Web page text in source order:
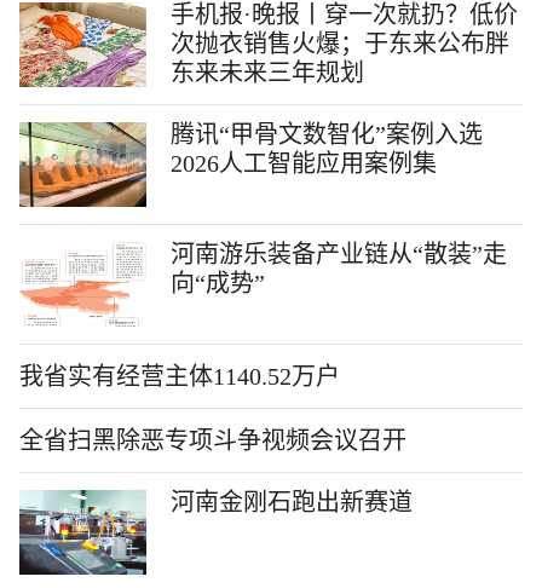
手机报·晚报丨穿一次就扔？低价
次抛衣销售火爆；于东来公布胖
东来未来三年规划
腾讯“甲骨文数智化”案例入选
2026人工智能应用案例集
河南游乐装备产业链从“散装”走
向“成势”
我省实有经营主体1140.52万户
全省扫黑除恶专项斗争视频会议召开
河南金刚石跑出新赛道